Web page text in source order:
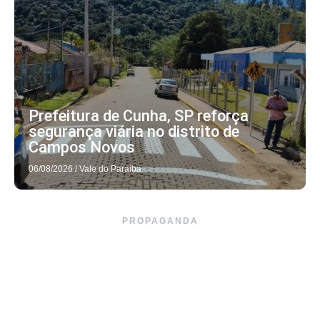
Prefeitura de Cunha, SP reforça
segurança viária no distrito de
Campos Novos
06/08/2026 / Vale do Paraíba
PROPAGANDA